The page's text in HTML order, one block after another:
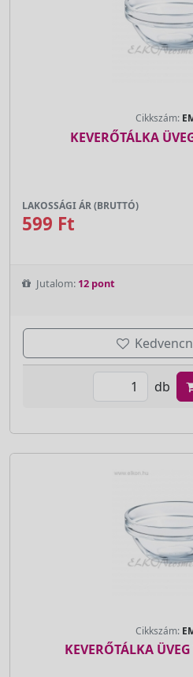
Cikkszám:
KEVERŐTÁLKA
LAKOSSÁGI ÁR (BRUTTÓ)
599 Ft
Jutalom: 12 pont
db
Cikkszám:
KEVERŐTÁLKA